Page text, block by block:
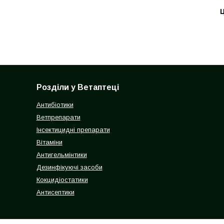
Розділи у Ветаптеці
Антибіотики
Ветпрепарати
Інсектицидні препарати
Вітаміни
Антигельмінтики
Дезинфікуючі засоби
Кокцидіостатики
Антисептики